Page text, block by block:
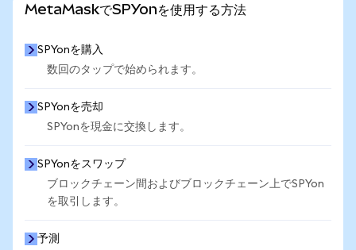
MetaMaskでSPYonを使用する方法
SPYonを購入
数回のタップで始められます。
SPYonを売却
SPYonを現金に交換します。
SPYonをスワップ
ブロックチェーン間およびブロックチェーン上でSPYon
を取引します。
予測